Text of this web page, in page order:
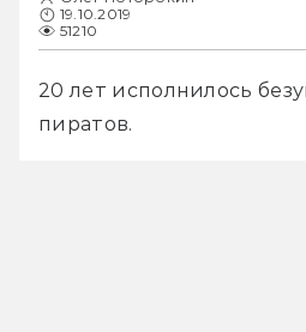
19.10.2019
51210
20 лет исполнилось
пиратов.